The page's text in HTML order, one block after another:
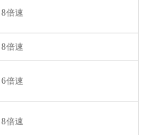
8倍速
8倍速
6倍速
8倍速